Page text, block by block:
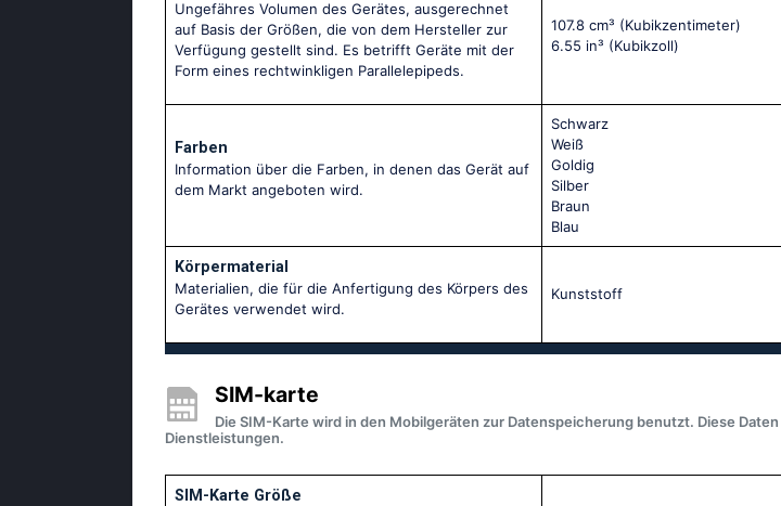
Ungefähres Volumen des Gerätes, ausgerechnet
auf Basis der Größen, die von dem Hersteller zur
Verfügung gestellt sind. Es betrifft Geräte mit der
Form eines rechtwinkligen Parallelepipeds.
107.8 cm³ (Kubikzentimeter)
6.55 in³ (Kubikzoll)
Farben
Information über die Farben, in denen das Gerät auf
dem Markt angeboten wird.
Schwarz
Weiß
Goldig
Silber
Braun
Blau
Körpermaterial
Materialien, die für die Anfertigung des Körpers des
Gerätes verwendet wird.
Kunststoff
SIM-karte
Die SIM-Karte wird in den Mobilgeräten zur Datenspeicherung benutzt. Diese
Dienstleistungen.
SIM-Karte Größe